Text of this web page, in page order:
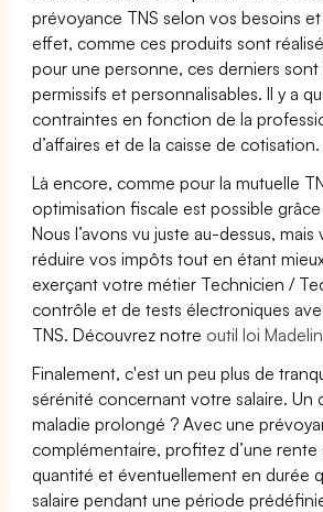
prévoyance TNS selon vos besoins
effet, comme ces produits sont
pour une personne, ces derniers sont
permissifs et personnalisables. Il y a
contraintes en fonction de la
d’affaires et de la caisse de cotisation.
Là encore, comme pour la mutuelle
optimisation fiscale est possible
Nous l’avons vu juste au-dessus,
réduire vos impôts tout en étant
exerçant votre métier Technicien /
contrôle et de tests électroniques
TNS. Découvrez notre outil loi
Finalement, c'est un peu plus de
sérénité concernant votre salaire. Un
maladie prolongé ? Avec une
complémentaire, profitez d’une rente
quantité et éventuellement en durée
salaire pendant une période